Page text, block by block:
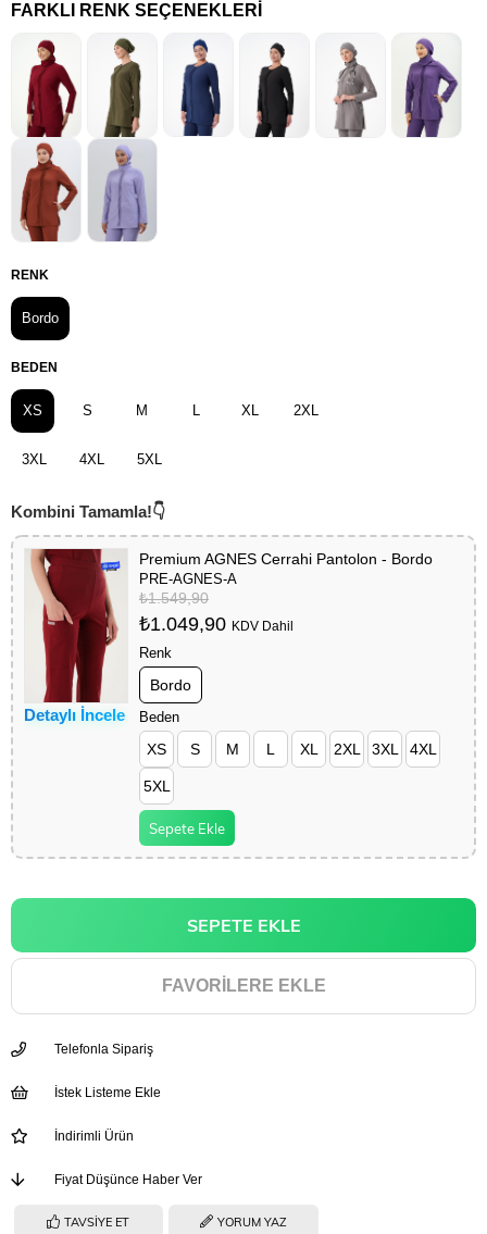
FARKLI RENK SEÇENEKLERI
RENK
Bordo
BEDEN
XS S M L XL 2XL
3XL 4XL 5XL
Detaylı İncele
Premium AGNES Cerrahi Pantolon - Bordo
PRE-AGNES-A
₺1.549,90
₺1.049,90 KDV Dahil
Renk
Bordo
Beden
XS S M L XL 2XL 3XL 4XL
5XL
Sepete Ekle
FAVORILERE EKLE
Telefonla Sipariş
İstek Listeme Ekle
İndirimli Ürün
Fiyat Düşünce Haber Ver
TAVSIYE ET YORUM YAZ